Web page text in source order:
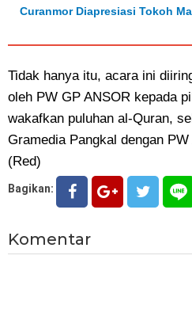
Curanmor Diapresiasi Tokoh
Tidak hanya itu, acara ini
oleh PW GP ANSOR kepada
wakafkan puluhan al-Quran,
Gramedia Pangkal dengan
(Red)
Bagikan:
Komentar